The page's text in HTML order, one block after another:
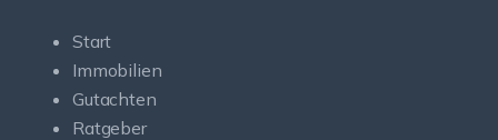
Start
Immobilien
Gutachten
Ratgeber